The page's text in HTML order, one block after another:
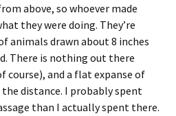
above, so whoever made
they were doing. They’re
animals drawn about 8 inches
There is nothing out there
course), and a flat expanse of
distance. I probably spent
than I actually spent there.